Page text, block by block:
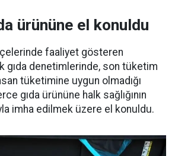
ürününe el konuldu
faaliyet gösteren
gıda denetimlerinde, son tüketim
tüketimine uygun olmadığı
gıda ürününe halk sağlığının
imha edilmek üzere el konuldu.